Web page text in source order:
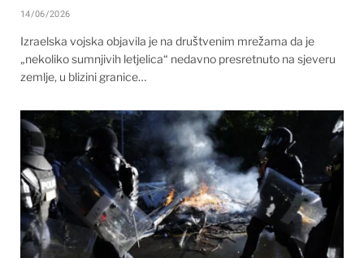
14/06/2026
Izraelska vojska objavila je na društvenim mrežama da je
„nekoliko sumnjivih letjelica“ nedavno presretnuto na sjeveru
zemlje, u blizini granice…